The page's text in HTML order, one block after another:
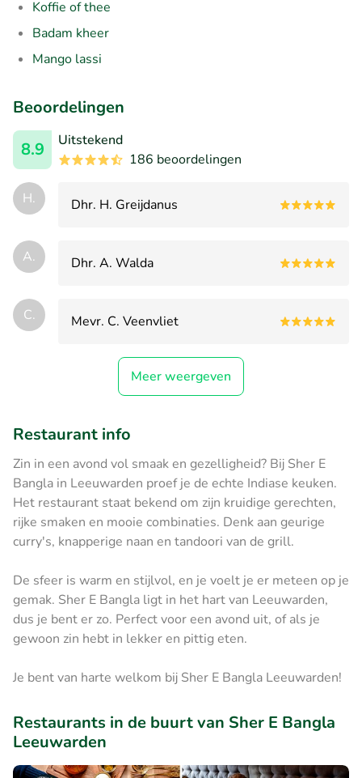
Koffie of thee
Badam kheer
Mango lassi
Beoordelingen
8.9
Uitstekend
186 beoordelingen
H. Dhr. H. Greijdanus
A. Dhr. A. Walda
C. Mevr. C. Veenvliet
Meer weergeven
Restaurant info
Zin in een avond vol smaak en gezelligheid? Bij Sher E
Bangla in Leeuwarden proef je de echte Indiase keuken.
Het restaurant staat bekend om zijn kruidige gerechten,
rijke smaken en mooie combinaties. Denk aan geurige
curry's, knapperige naan en tandoori van de grill.
De sfeer is warm en stijlvol, en je voelt je er meteen op je
gemak. Sher E Bangla ligt in het hart van Leeuwarden,
dus je bent er zo. Perfect voor een avond uit, of als je
gewoon zin hebt in lekker en pittig eten.
Je bent van harte welkom bij Sher E Bangla Leeuwarden!
Restaurants in de buurt van Sher E Bangla
Leeuwarden